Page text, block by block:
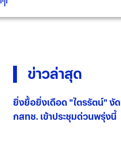
ข่าวล่าสุด
ยิ่งยื้อยิ่งเดือด "ไตรรัตน์" งั
กสทช. เข้าประชุมด่วนพรุ่งนี้